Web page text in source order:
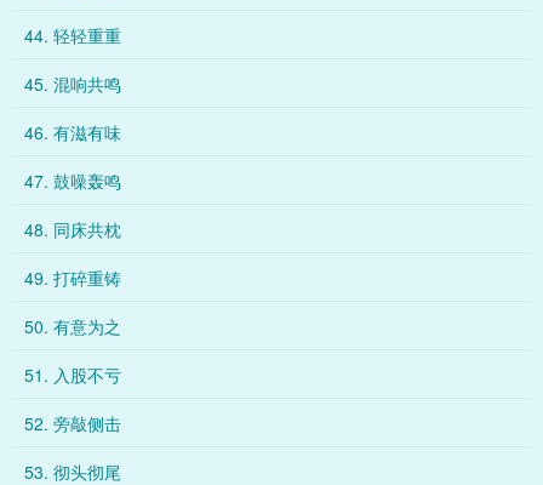
44. 轻轻重重
45. 混响共鸣
46. 有滋有味
47. 鼓噪轰鸣
48. 同床共枕
49. 打碎重铸
50. 有意为之
51. 入股不亏
52. 旁敲侧击
53. 彻头彻尾